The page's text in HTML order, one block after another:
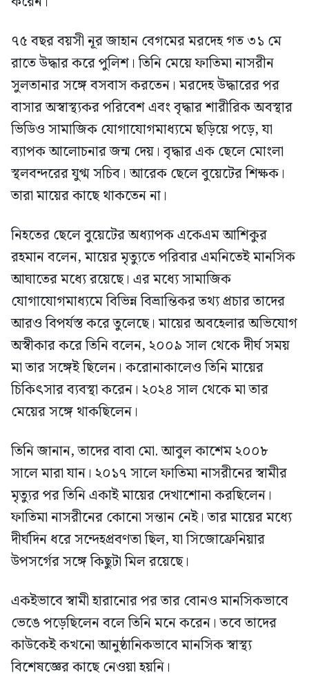
৭৫ বছর বয়সী নূর জাহান বেগমের মরদেহ গত ৩১ মে
রাতে উদ্ধার করে পুলিশ। তিনি মেয়ে ফাতিমা নাসরীন
সুলতানার সঙ্গে বসবাস করতেন। মরদেহ উদ্ধারের পর
বাসার অস্বাস্থ্যকর পরিবেশ এবং বৃদ্ধার শারীরিক অবস্থার
ভিডিও সামাজিক যোগাযোগমাধ্যমে ছড়িয়ে পড়ে, যা
ব্যাপক আলোচনার জন্ম দেয়। বৃদ্ধার এক ছেলে মোংলা
স্থলবন্দরের যুগ্ম সচিব। আরেক ছেলে বুয়েটের শিক্ষক।
তারা মায়ের কাছে থাকতেন না।
নিহতের ছেলে বুয়েটের অধ্যাপক একেএম আশিকুর
রহমান বলেন, মায়ের মৃত্যুতে পরিবার এমনিতেই মানসিক
আঘাতের মধ্যে রয়েছে। এর মধ্যে সামাজিক
যোগাযোগমাধ্যমে বিভিন্ন বিভ্রান্তিকর তথ্য প্রচার তাদের
আরও বিপর্যস্ত করে তুলেছে। মায়ের অবহেলার অভিযোগ
অস্বীকার করে তিনি বলেন, ২০০৯ সাল থেকে দীর্ঘ সময়
মা তার সঙ্গেই ছিলেন। করোনাকালেও তিনি মায়ের
চিকিৎসার ব্যবস্থা করেন। ২০২৪ সাল থেকে মা তার
মেয়ের সঙ্গে থাকছিলেন।
তিনি জানান, তাদের বাবা মো. আবুল কাশেম ২০০৮
সালে মারা যান। ২০১৭ সালে ফাতিমা নাসরীনের স্বামীর
মৃত্যুর পর তিনি একাই মায়ের দেখাশোনা করছিলেন।
ফাতিমা নাসরীনের কোনো সন্তান নেই। তার মায়ের মধ্যে
দীর্ঘদিন ধরে সন্দেহপ্রবণতা ছিল, যা সিজোফ্রেনিয়ার
উপসর্গের সঙ্গে কিছুটা মিল রয়েছে।
একইভাবে স্বামী হারানোর পর তার বোনও মানসিকভাবে
ভেঙে পড়েছিলেন বলে তিনি মনে করেন। তবে তাদের
কাউকেই কখনো আনুষ্ঠানিকভাবে মানসিক স্বাস্থ্য
বিশেষজ্ঞের কাছে নেওয়া হয়নি।